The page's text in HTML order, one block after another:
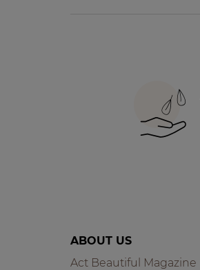
ABOUT US
Act Beautiful Magazine